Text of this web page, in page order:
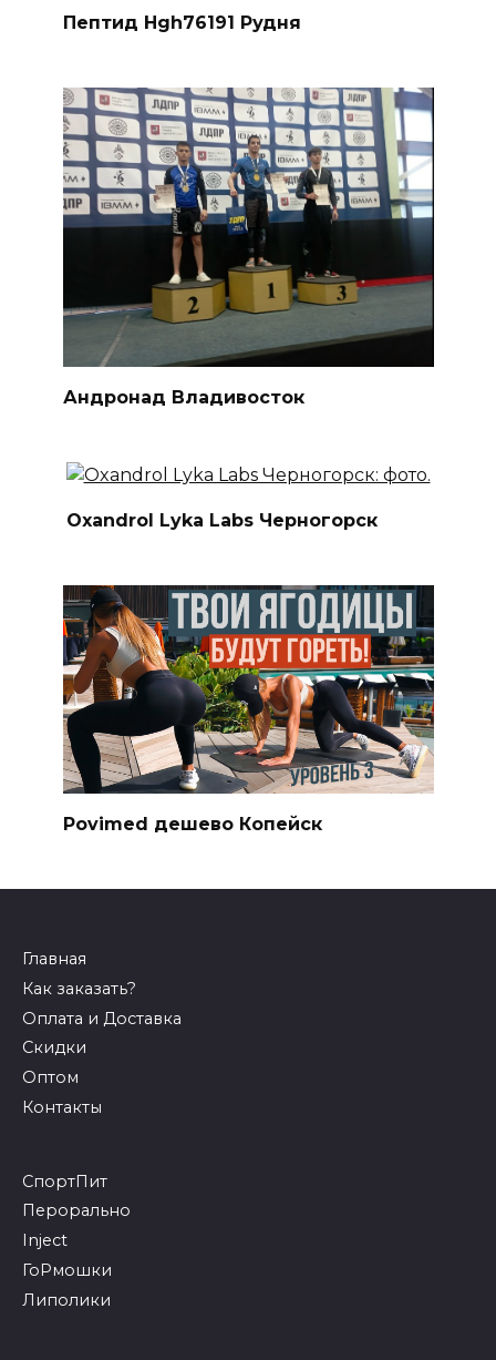
Пептид Hgh76191 Рудня
Андронад Владивосток
Oxandrol Lyka Labs Черногорск
Povimed дешево Копейск
Главная
Как заказать?
Оплата и Доставка
Скидки
Оптом
Контакты
СпортПит
Перорально
Inject
ГоРмошки
Липолики